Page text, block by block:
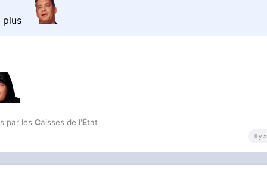
plus
par lesCaisses de l'État
il y